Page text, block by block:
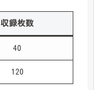
収録枚数
40
120